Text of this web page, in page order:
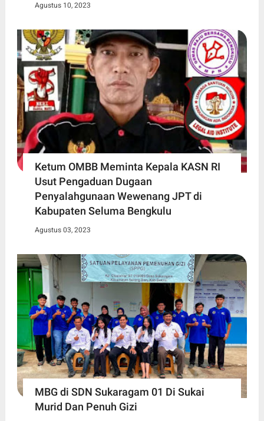
Agustus 10, 2023
Ketum OMBB Meminta Kepala KASN RI
Usut Pengaduan Dugaan
Penyalahgunaan Wewenang JPT di
Kabupaten Seluma Bengkulu
Agustus 03, 2023
MBG di SDN Sukaragam 01 Di Sukai
Murid Dan Penuh Gizi